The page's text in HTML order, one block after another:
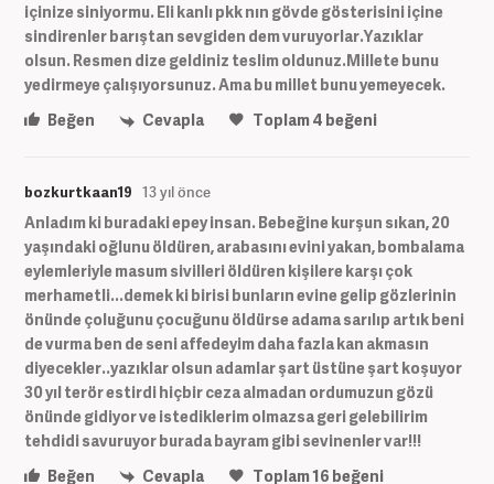
içinize siniyormu. Eli kanlı pkk nın gövde gösterisini içine
sindirenler barıştan sevgiden dem vuruyorlar.Yazıklar
olsun. Resmen dize geldiniz teslim oldunuz.Millete bunu
yedirmeye çalışıyorsunuz. Ama bu millet bunu yemeyecek.
Beğen
Cevapla Toplam4 beğeni
bozkurtkaan19 13 yıl önce
Anladım ki buradaki epey insan. Bebeğine kurşun sıkan, 20
yaşındaki oğlunu öldüren, arabasını evini yakan, bombalama
eylemleriyle masum sivilleri öldüren kişilere karşı çok
merhametli...demek ki birisi bunların evine gelip gözlerinin
önünde çoluğunu çocuğunu öldürse adama sarılıp artık beni
de vurma ben de seni affedeyim daha fazla kan akmasın
diyecekler..yazıklar olsun adamlar şart üstüne şart koşuyor
30 yıl terör estirdi hiçbir ceza almadan ordumuzun gözü
önünde gidiyor ve istediklerim olmazsa geri gelebilirim
tehdidi savuruyor burada bayram gibi sevinenler var!!!
Beğen
Cevapla Toplam16 beğeni